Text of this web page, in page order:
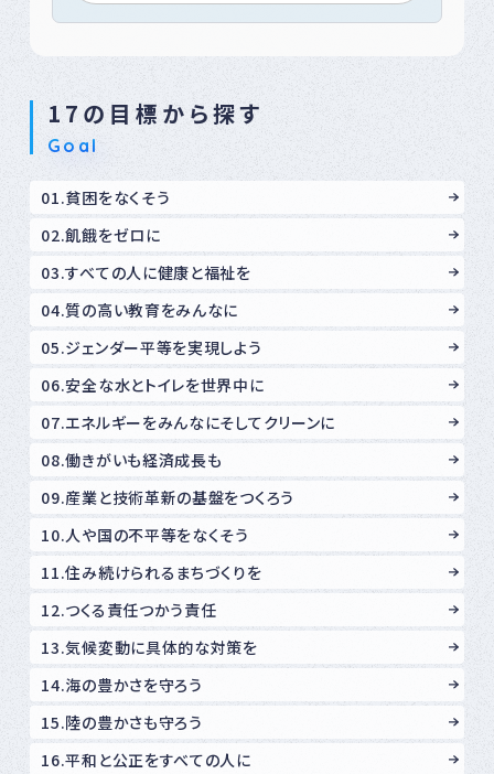
17の目標から探す
Goal
01.貧困をなくそう
02.飢餓をゼロに
03.すべての人に健康と福祉を
04.質の高い教育をみんなに
05.ジェンダー平等を実現しよう
06.安全な水とトイレを世界中に
07.エネルギーをみんなにそしてクリーンに
08.働きがいも経済成長も
09.産業と技術革新の基盤をつくろう
10.人や国の不平等をなくそう
11.住み続けられるまちづくりを
12.つくる責任つかう責任
13.気候変動に具体的な対策を
14.海の豊かさを守ろう
15.陸の豊かさも守ろう
16.平和と公正をすべての人に